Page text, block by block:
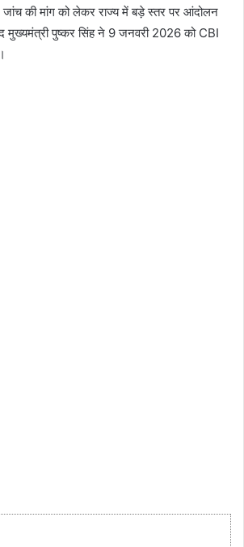
की मांग को लेकर राज्य में बड़े स्तर पर आंदोलन
मुख्यमंत्री पुष्कर सिंह ने 9 जनवरी 2026 को CBI